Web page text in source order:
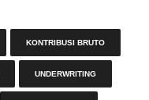
KONTRIBUSI BRUTO
UNDERWRITING